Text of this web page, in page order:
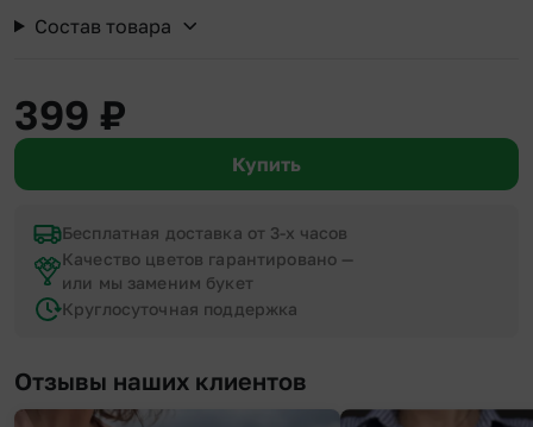
Состав товара
399 ₽
Купить
Бесплатная доставка от 3-х часов
Качество цветов гарантировано —
или мы заменим букет
Круглосуточная поддержка
Отзывы наших клиентов